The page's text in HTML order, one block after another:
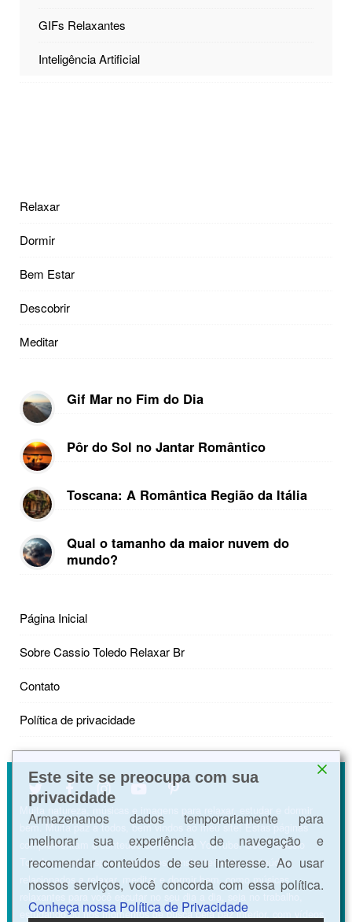
GIFs Relaxantes
Inteligência Artificial
Relaxar
Dormir
Bem Estar
Descobrir
Meditar
Gif Mar no Fim do Dia
Pôr do Sol no Jantar Romântico
Toscana: A Romântica Região da Itália
Qual o tamanho da maior nuvem do
mundo?
Página Inicial
Sobre Cassio Toledo Relaxar Br
Contato
Política de privacidade
Muita natureza, músicas e imagens para relaxar, estudar e dormir
bem. Muita paz a todos, bem vindos ao meu site! Estas páginas
complementam o conteúdo do canal no YouTube. Sou o Cássio
Toledo e neste espaço postamos constantemente conteúdos
relacionados a relaxar, meditar e dormir bem, como músicas
relaxantes para você escutar no seu dia a dia, seja no trabalho,
estudando ou nos momentos de busca pela paz interior, com vídeos,
Este site se preocupa com sua
privacidade
Armazenamos dados temporariamente para
melhorar sua experiência de navegação e
recomendar conteúdos de seu interesse. Ao usar
nossos serviços, você concorda com essa política.
Conheça nossa Política de Privacidade